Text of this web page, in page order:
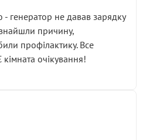
поруч і жодної реальної
Після
повернули, що
з боксу, і скрип у гальмах
і був. Тобто оплачена
знімати колеса”
не можна
генератор не давав зарядку
причину,
профілактику. Все
очікування!